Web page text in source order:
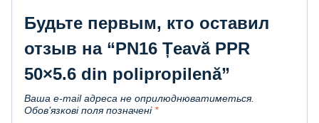
Будьте первым, кто оставил
отзыв на “PN16 Țeavă PPR
50×5.6 din polipropilenă”
Ваша e-mail адреса не оприлюднюватиметься.
Обов’язкові поля позначені *